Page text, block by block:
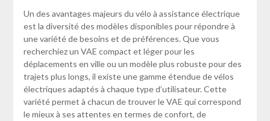
Un des avantages majeurs du vélo à assistance électrique
est la diversité des modèles disponibles pour répondre à
une variété de besoins et de préférences. Que vous
recherchiez un VAE compact et léger pour les
déplacements en ville ou un modèle plus robuste pour des
trajets plus longs, il existe une gamme étendue de vélos
électriques adaptés à chaque type d’utilisateur. Cette
variété permet à chacun de trouver le VAE qui correspond
le mieux à ses attentes en termes de confort, de